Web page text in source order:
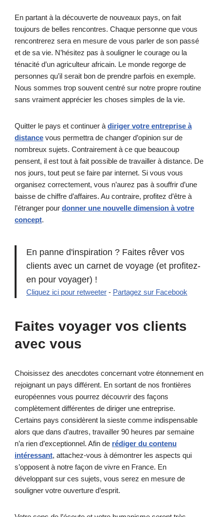
En partant à la découverte de nouveaux pays, on fait
toujours de belles rencontres. Chaque personne que vous
rencontrerez sera en mesure de vous parler de son passé
et de sa vie. N’hésitez pas à souligner le courage ou la
ténacité d’un agriculteur africain. Le monde regorge de
personnes qu’il serait bon de prendre parfois en exemple.
Nous sommes trop souvent centré sur notre propre routine
sans vraiment apprécier les choses simples de la vie.
Quitter le pays et continuer à diriger votre entreprise à
distance vous permettra de changer d’opinion sur de
nombreux sujets. Contrairement à ce que beaucoup
pensent, il est tout à fait possible de travailler à distance. De
nos jours, tout peut se faire par internet. Si vous vous
organisez correctement, vous n’aurez pas à souffrir d’une
baisse de chiffre d’affaires. Au contraire, profitez d’être à
l’étranger pour donner une nouvelle dimension à votre
concept.
En panne d'inspiration ? Faites rêver vos
clients avec un carnet de voyage (et profitez-
en pour voyager) !
Cliquez ici pour retweeter - Partagez sur Facebook
Faites voyager vos clients
avec vous
Choisissez des anecdotes concernant votre étonnement en
rejoignant un pays différent. En sortant de nos frontières
européennes vous pourrez découvrir des façons
complètement différentes de diriger une entreprise.
Certains pays considèrent la sieste comme indispensable
alors que dans d’autres, travailler 90 heures par semaine
n’a rien d’exceptionnel. Afin de rédiger du contenu
intéressant, attachez-vous à démontrer les aspects qui
s’opposent à notre façon de vivre en France. En
développant sur ces sujets, vous serez en mesure de
souligner votre ouverture d’esprit.